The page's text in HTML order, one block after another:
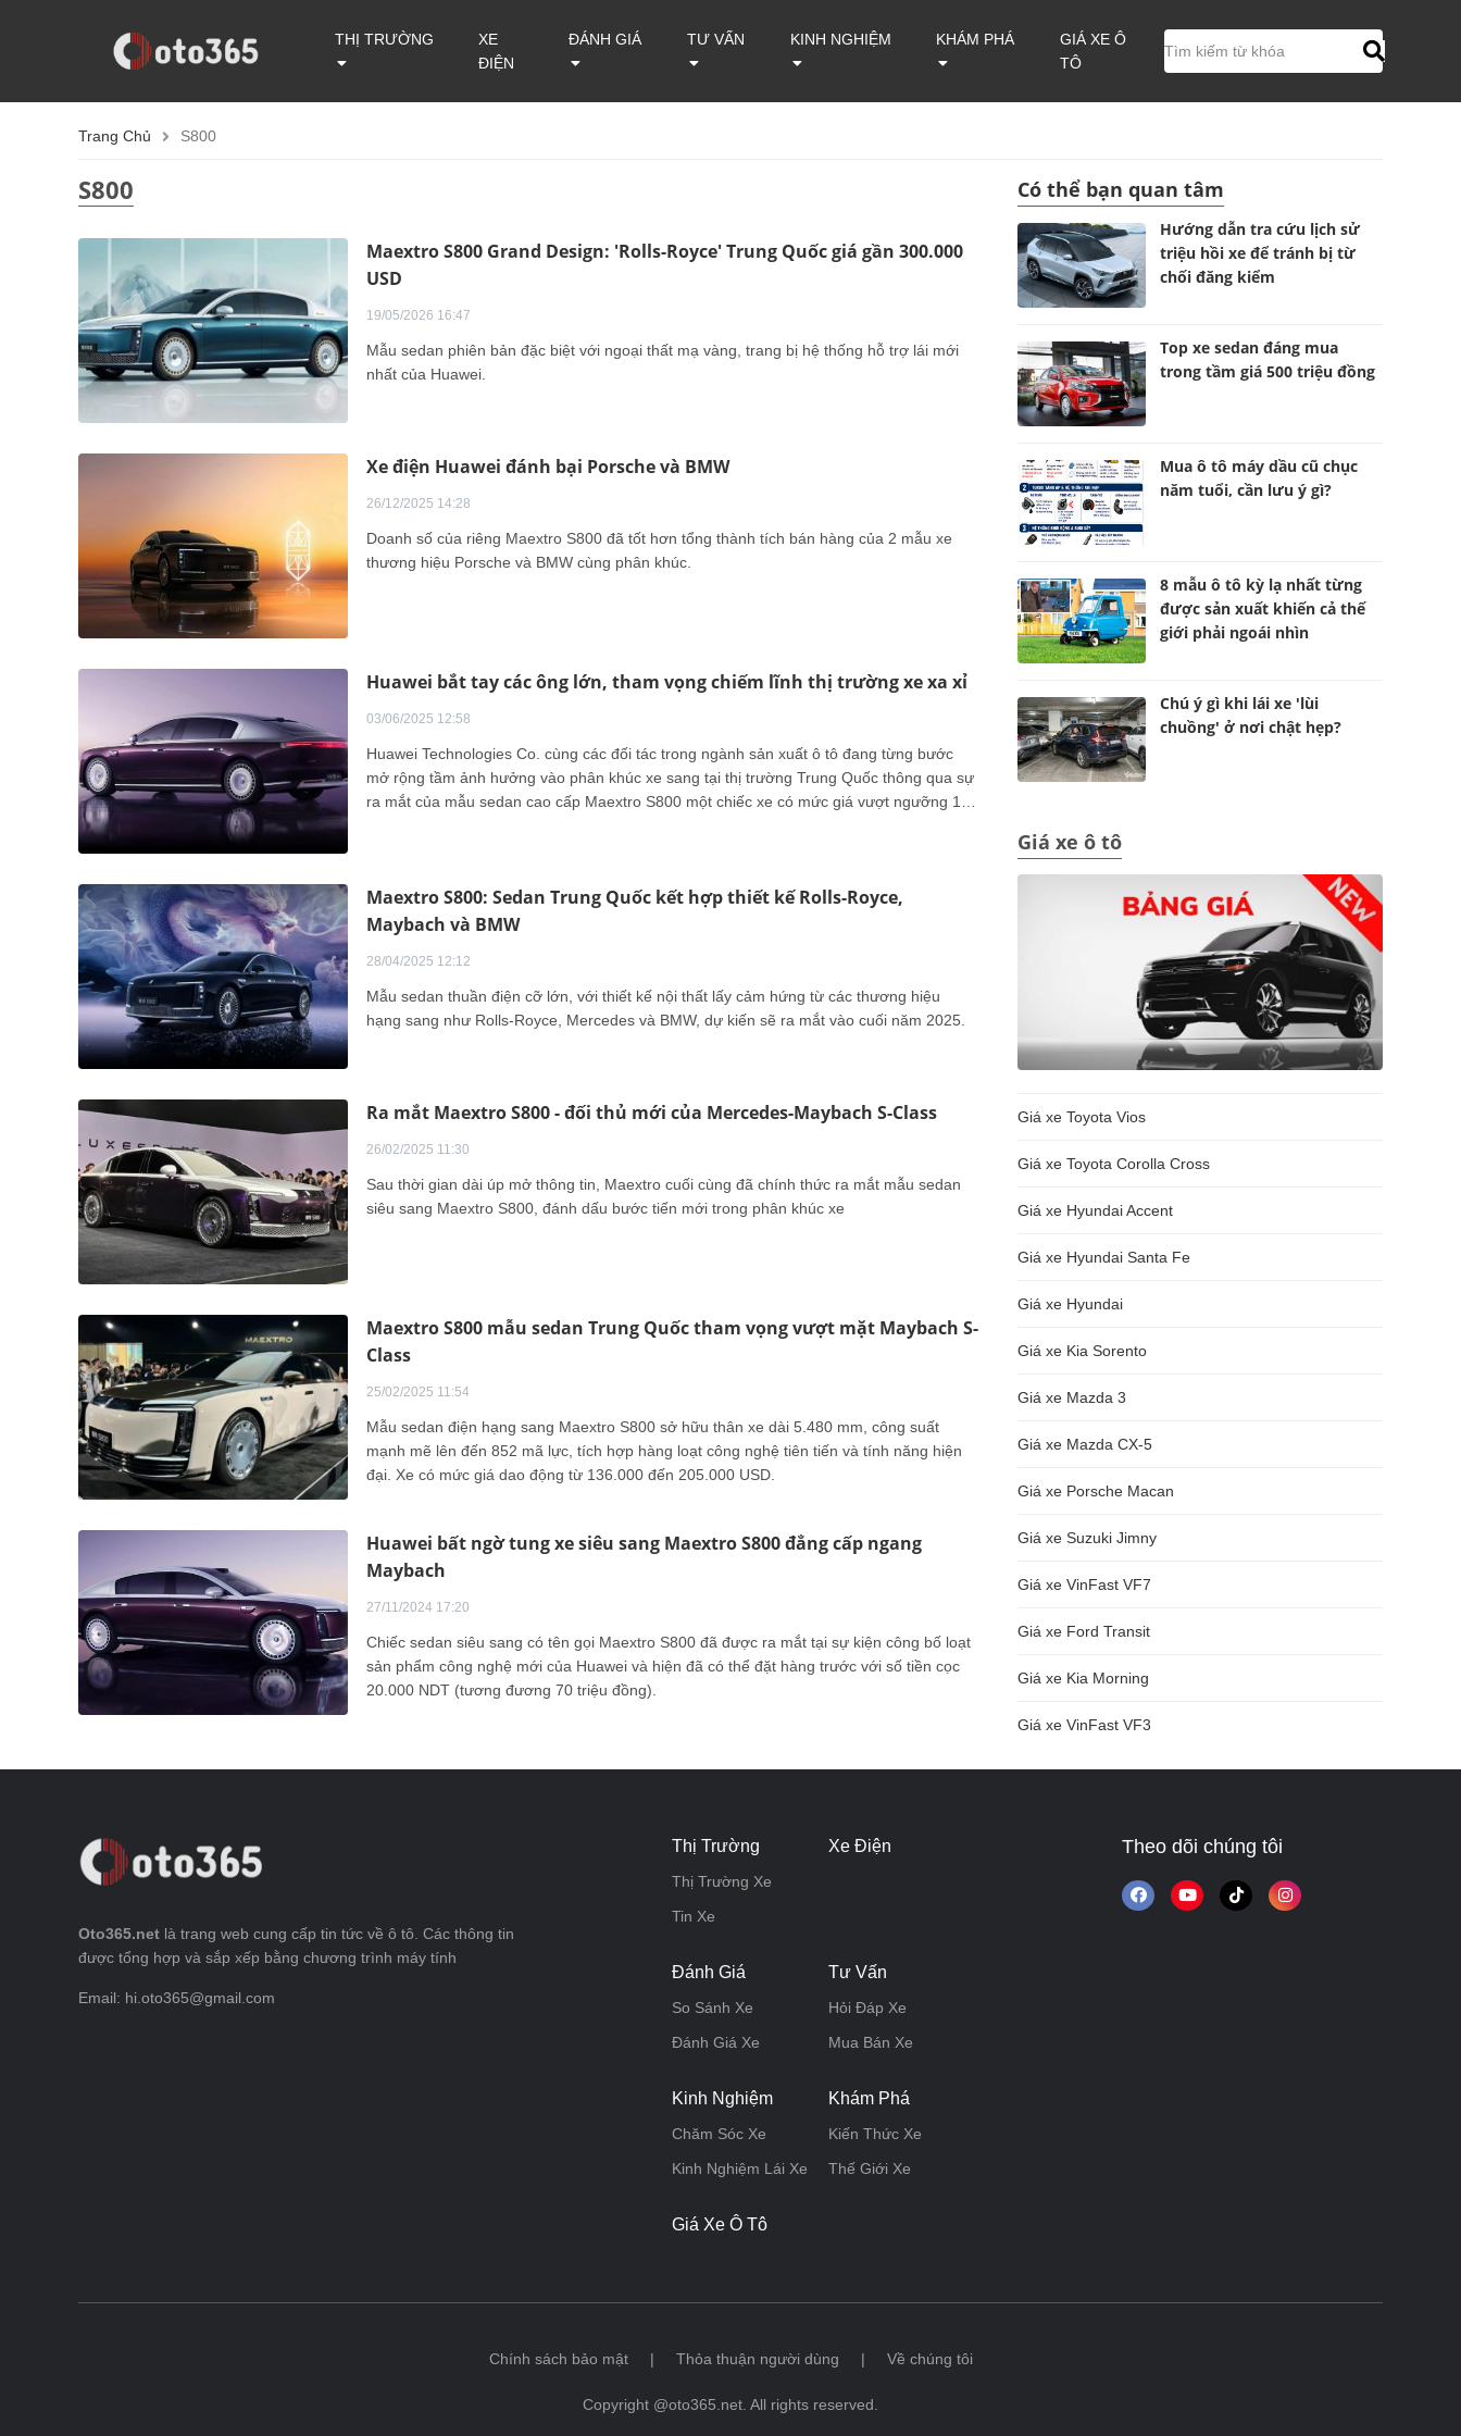
THỊ TRƯỜNG
XE
ĐIỆN
ĐÁNH GIÁ TƯ VẤN KINH NGHIỆM KHÁM PHÁ
GIÁ XE Ô
TÔ
Trang Chủ S800
S800
Maextro S800 Grand Design: 'Rolls-Royce' Trung Quốc giá gần 300.000
USD
19/05/2026 16:47
Mẫu sedan phiên bản đặc biệt với ngoại thất mạ vàng, trang bị hệ thống hỗ trợ lái mới
nhất của Huawei.
Xe điện Huawei đánh bại Porsche và BMW
26/12/2025 14:28
Doanh số của riêng Maextro S800 đã tốt hơn tổng thành tích bán hàng của 2 mẫu xe
thương hiệu Porsche và BMW cùng phân khúc.
Huawei bắt tay các ông lớn, tham vọng chiếm lĩnh thị trường xe xa xỉ
03/06/2025 12:58
Huawei Technologies Co. cùng các đối tác trong ngành sản xuất ô tô đang từng bước
mở rộng tầm ảnh hưởng vào phân khúc xe sang tại thị trường Trung Quốc thông qua sự
ra mắt của mẫu sedan cao cấp Maextro S800 một chiếc xe có mức giá vượt ngưỡng 1
Maextro S800: Sedan Trung Quốc kết hợp thiết kế Rolls-Royce,
Maybach và BMW
28/04/2025 12:12
Mẫu sedan thuần điện cỡ lớn, với thiết kế nội thất lấy cảm hứng từ các thương hiệu
hạng sang như Rolls-Royce, Mercedes và BMW, dự kiến sẽ ra mắt vào cuối năm 2025.
Ra mắt Maextro S800 - đối thủ mới của Mercedes-Maybach S-Class
26/02/2025 11:30
Sau thời gian dài úp mở thông tin, Maextro cuối cùng đã chính thức ra mắt mẫu sedan
siêu sang Maextro S800, đánh dấu bước tiến mới trong phân khúc xe
Maextro S800 mẫu sedan Trung Quốc tham vọng vượt mặt Maybach S-
Class
25/02/2025 11:54
Mẫu sedan điện hạng sang Maextro S800 sở hữu thân xe dài 5.480 mm, công suất
mạnh mẽ lên đến 852 mã lực, tích hợp hàng loạt công nghệ tiên tiến và tính năng hiện
đại. Xe có mức giá dao động từ 136.000 đến 205.000 USD.
Huawei bất ngờ tung xe siêu sang Maextro S800 đẳng cấp ngang
Maybach
27/11/2024 17:20
Chiếc sedan siêu sang có tên gọi Maextro S800 đã được ra mắt tại sự kiện công bố loạt
sản phẩm công nghệ mới của Huawei và hiện đã có thể đặt hàng trước với số tiền cọc
20.000 NDT (tương đương 70 triệu đồng).
Có thể bạn quan tâm
Hướng dẫn tra cứu lịch sử
triệu hồi xe để tránh bị từ
chối đăng kiểm
Top xe sedan đáng mua
trong tầm giá 500 triệu đồng
Mua ô tô máy dầu cũ chục
năm tuổi, cần lưu ý gì?
8 mẫu ô tô kỳ lạ nhất từng
được sản xuất khiến cả thế
giới phải ngoái nhìn
Chú ý gì khi lái xe 'lùi
chuồng' ở nơi chật hẹp?
Giá xe ô tô
Giá xe Toyota Vios
Giá xe Toyota Corolla Cross
Giá xe Hyundai Accent
Giá xe Hyundai Santa Fe
Giá xe Hyundai
Giá xe Kia Sorento
Giá xe Mazda 3
Giá xe Mazda CX-5
Giá xe Porsche Macan
Giá xe Suzuki Jimny
Giá xe VinFast VF7
Giá xe Ford Transit
Giá xe Kia Morning
Giá xe VinFast VF3
Oto365.net là trang web cung cấp tin tức về ô tô. Các thông tin
được tổng hợp và sắp xếp bằng chương trình máy tính
Email: hi.oto365@gmail.com
Thị Trường
Thị Trường Xe
Tin Xe
Xe Điện
Đánh Giá
So Sánh Xe
Đánh Giá Xe
Tư Vấn
Hỏi Đáp Xe
Mua Bán Xe
Kinh Nghiệm
Chăm Sóc Xe
Kinh Nghiệm Lái Xe
Khám Phá
Kiến Thức Xe
Thế Giới Xe
Giá Xe Ô Tô
Theo dõi chúng tôi
Chính sách bảo mật | Thỏa thuận người dùng | Về chúng tôi
Copyright @oto365.net. All rights reserved.